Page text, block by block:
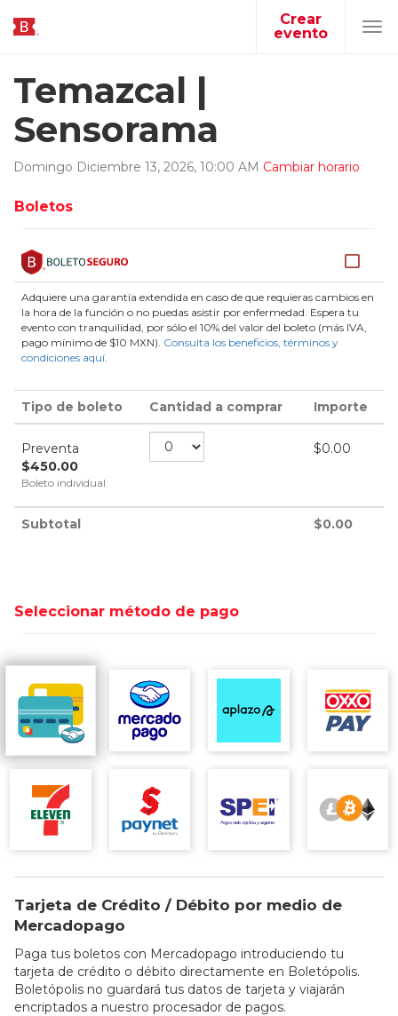
Crear
evento
Temazcal |
Sensorama
Domingo Diciembre 13, 2026, 10:00 AM Cambiar horario
Boletos
Adquiere una garantía extendida en caso de que requieras cambios en
la hora de la función o no puedas asistir por enfermedad. Espera tu
evento con tranquilidad, por sólo el 10% del valor del boleto (más IVA,
pago mínimo de $10 MXN). Consulta los beneficios, términos y
condiciones aquí.
Tipo de boleto Cantidad a comprar Importe
Preventa
$450.00
Boleto individual
$0.00
Subtotal $0.00
Seleccionar método de pago
Tarjeta de Crédito / Débito por medio de
Mercadopago
Paga tus boletos con Mercadopago introduciendo tu
tarjeta de crédito o débito directamente en Boletópolis.
Boletópolis no guardará tus datos de tarjeta y viajarán
encriptados a nuestro procesador de pagos.